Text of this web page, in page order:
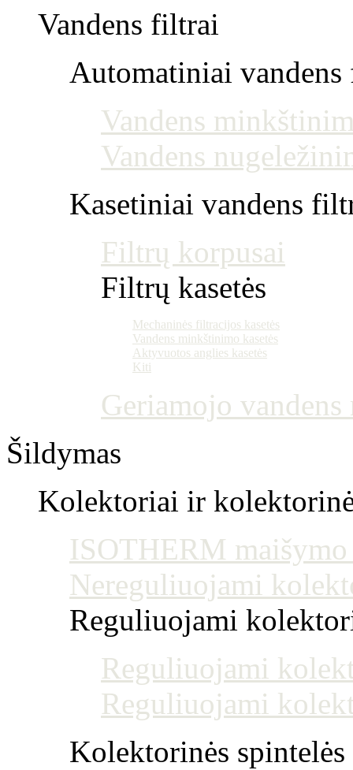
Vandens filtrai
Automatiniai
Vandens
Vandens
Kasetiniai vandens
Filtrų korpusai
Filtrų kasetės
Mechaninės filtracijos kasetės
Vandens minkštinimo kasetės
Aktyvuotos anglies kasetės
Kiti
Geriamojo
Šildymas
Kolektoriai ir
ISOTHERM
Nereguliuojami
Reguliuojami
Reguliuojami
Reguliuojami
Kolektorinės spintelės